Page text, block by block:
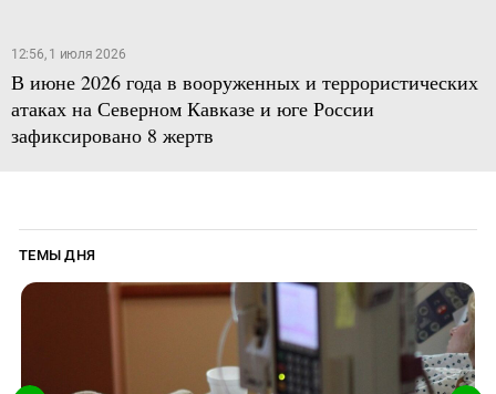
12:56, 1 июля 2026
В июне 2026 года в вооруженных и террористических
атаках на Северном Кавказе и юге России
зафиксировано 8 жертв
ТЕМЫ ДНЯ